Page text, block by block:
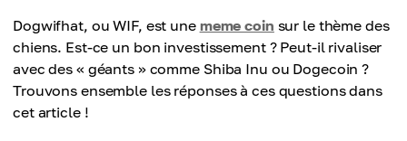
Dogwifhat, ou WIF, est une meme coin sur le thème des
chiens. Est-ce un bon investissement ? Peut-il rivaliser
avec des « géants » comme Shiba Inu ou Dogecoin ?
Trouvons ensemble les réponses à ces questions dans
cet article !